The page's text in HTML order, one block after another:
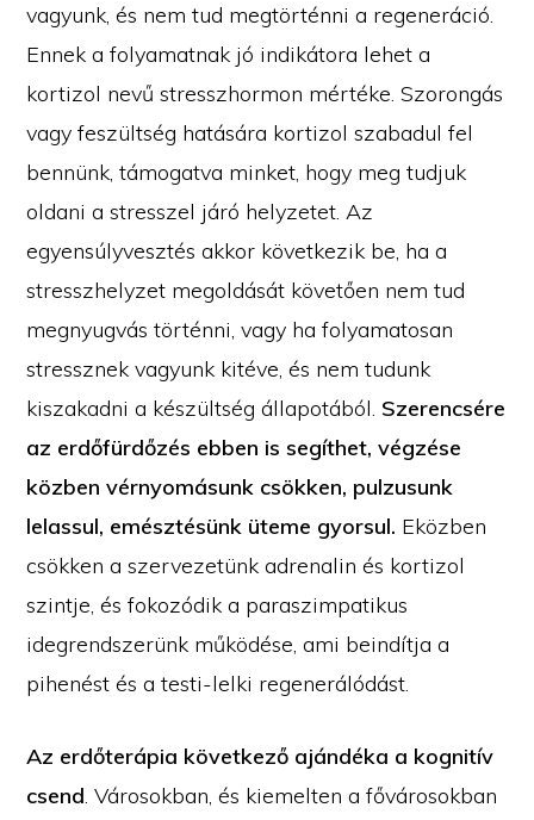
vagyunk, és nem tud megtörténni a regeneráció.
Ennek a folyamatnak jó indikátora lehet a
kortizol nevű stresszhormon mértéke. Szorongás
vagy feszültség hatására kortizol szabadul fel
bennünk, támogatva minket, hogy meg tudjuk
oldani a stresszel járó helyzetet. Az
egyensúlyvesztés akkor következik be, ha a
stresszhelyzet megoldását követően nem tud
megnyugvás történni, vagy ha folyamatosan
stressznek vagyunk kitéve, és nem tudunk
kiszakadni a készültség állapotából. Szerencsére
az erdőfürdőzés ebben is segíthet, végzése
közben vérnyomásunk csökken, pulzusunk
lelassul, emésztésünk üteme gyorsul. Eközben
csökken a szervezetünk adrenalin és kortizol
szintje, és fokozódik a paraszimpatikus
idegrendszerünk működése, ami beindítja a
pihenést és a testi-lelki regenerálódást.
Az erdőterápia következő ajándéka a kognitív
csend. Városokban, és kiemelten a fővárosokban